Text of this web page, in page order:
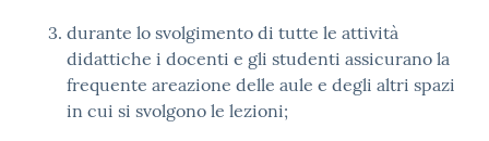
durante lo svolgimento di tutte le attività
didattiche i docenti e gli studenti assicurano la
frequente areazione delle aule e degli altri spazi
in cui si svolgono le lezioni;